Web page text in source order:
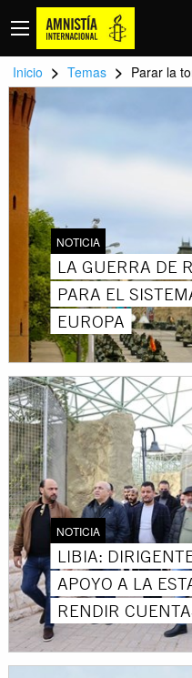
Inicio > Temas > Parar la
NOTICIA
LA GUERRA DE
PARA EL
EUROPA
NOTICIA
LIBIA:
APOYO A LA
RENDIR